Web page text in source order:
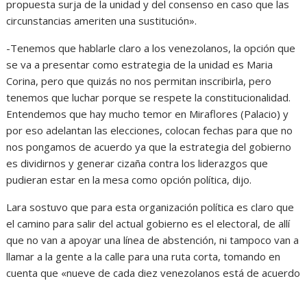
propuesta surja de la unidad y del consenso en caso que las
circunstancias ameriten una sustitución».
-Tenemos que hablarle claro a los venezolanos, la opción que
se va a presentar como estrategia de la unidad es Maria
Corina, pero que quizás no nos permitan inscribirla, pero
tenemos que luchar porque se respete la constitucionalidad.
Entendemos que hay mucho temor en Miraflores (Palacio) y
por eso adelantan las elecciones, colocan fechas para que no
nos pongamos de acuerdo ya que la estrategia del gobierno
es dividirnos y generar cizaña contra los liderazgos que
pudieran estar en la mesa como opción política, dijo.
Lara sostuvo que para esta organización política es claro que
el camino para salir del actual gobierno es el electoral, de allí
que no van a apoyar una línea de abstención, ni tampoco van a
llamar a la gente a la calle para una ruta corta, tomando en
cuenta que «nueve de cada diez venezolanos está de acuerdo